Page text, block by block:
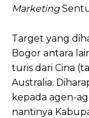
Marketing
Target yang
Bogor antara
turis dari Cina
Australia.
kepada agen-
nantinya